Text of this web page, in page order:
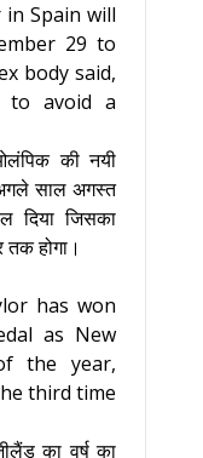
Spain will
29 to
body said,
to avoid a
की नयी
साल अगस्त
दिया जिसका
होगा।
has won
as New
the year,
third time
का वर्ष का